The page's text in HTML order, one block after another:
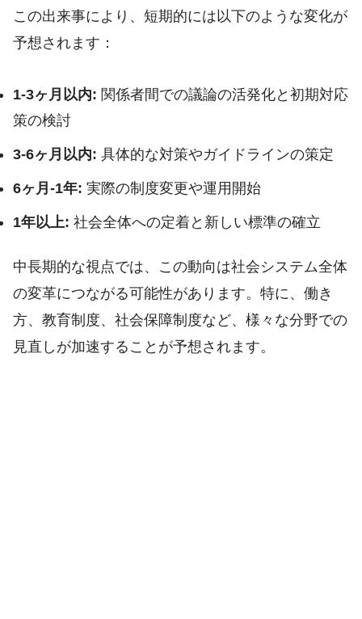
この出来事により、短期的には以下のような変化が
予想されます：
1-3ヶ月以内: 関係者間での議論の活発化と初期対応
策の検討
3-6ヶ月以内: 具体的な対策やガイドラインの策定
6ヶ月-1年: 実際の制度変更や運用開始
1年以上: 社会全体への定着と新しい標準の確立
中長期的な視点では、この動向は社会システム全体
の変革につながる可能性があります。特に、働き
方、教育制度、社会保障制度など、様々な分野での
見直しが加速することが予想されます。